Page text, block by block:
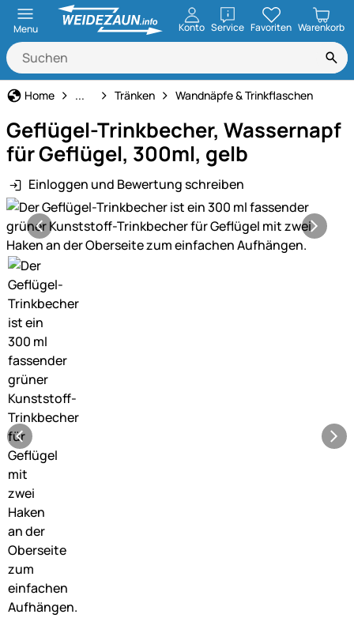
Menu Konto ServiceöffnenFavoriten Warenkorb
Home Geflügeltränken
... Tränken Wandnäpfe & Trinkflaschen
Geflügel-Trinkbecher, Wassernapf
für Geflügel, 300ml, gelb
Einloggen und Bewertung schreiben
Produktgalerie